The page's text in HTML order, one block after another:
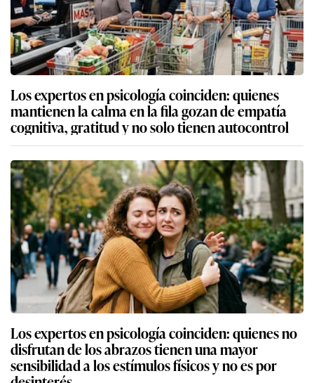
Los expertos en psicología coinciden: quienes
mantienen la calma en la fila gozan de empatía
cognitiva, gratitud y no solo tienen autocontrol
Los expertos en psicología coinciden: quienes no
disfrutan de los abrazos tienen una mayor
sensibilidad a los estímulos físicos y no es por